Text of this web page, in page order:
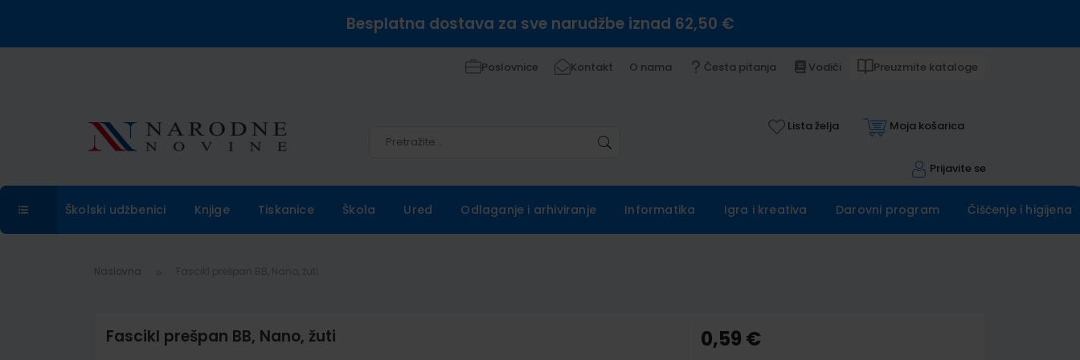
Besplatna dostava za sve narudžbe iznad 62,50 €
Poslovnice Kontakt O nama Česta pitanja Vodiči Preuzmite kataloge
Lista želja Moja košarica
Prijavite se
Školski udžbenici Knjige Tiskanice Škola Ured Odlaganje i arhiviranje Informatika Igra i kreativa Darovni program Čišćenje i higijena
Naslovna
Fascikl prešpan BB, Nano, žuti 0,59 €